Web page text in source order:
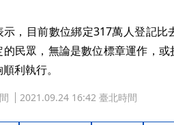
示，目前數位綁定317萬人登記
的民眾，無論是數位標章運作，
利執行。
2021.09.24 16:42 臺北時間